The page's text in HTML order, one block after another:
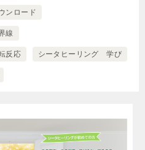
ンロード
線
反応 シータヒーリング 学び